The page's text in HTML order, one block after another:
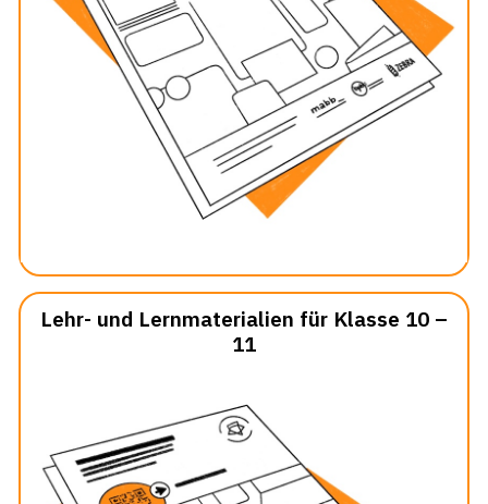
Lehr- und Lernmaterialien für Klasse 10 –
11